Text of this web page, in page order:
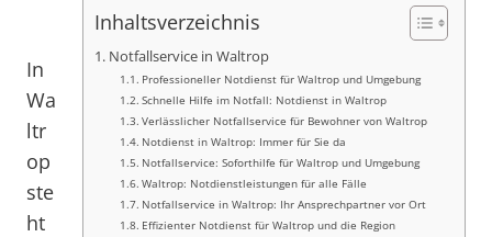
Inhaltsverzeichnis
Notfallservice in Waltrop
Professioneller Notdienst für Waltrop und Umgebung
Schnelle Hilfe im Notfall: Notdienst in Waltrop
Verlässlicher Notfallservice für Bewohner von Waltrop
Notdienst in Waltrop: Immer für Sie da
Notfallservice: Soforthilfe für Waltrop und Umgebung
Waltrop: Notdienstleistungen für alle Fälle
Notfallservice in Waltrop: Ihr Ansprechpartner vor Ort
Effizienter Notdienst für Waltrop und die Region
In
Wa
ltr
op
ste
ht